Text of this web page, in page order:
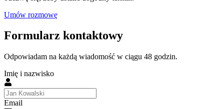
Umów rozmowę
Formularz kontaktowy
Odpowiadam na każdą wiadomość w ciągu 48 godzin.
Imię i nazwisko
Email